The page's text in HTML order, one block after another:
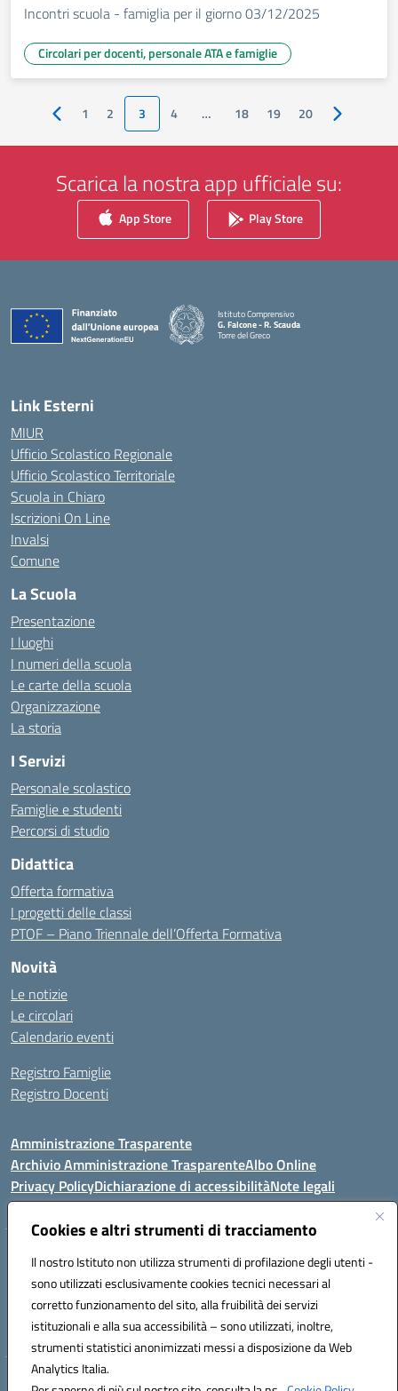
Cookies e altri strumenti di tracciamento
Il nostro Istituto non utilizza strumenti di profilazione degli utenti -
sono utilizzati esclusivamente cookies tecnici necessari al
corretto funzionamento del sito, alla fruibilità dei servizi
istituzionali e alla sua accessibilità – sono utilizzati, inoltre,
strumenti statistici anonimizzati messi a disposizione da Web
Analytics Italia.
Incontri scuola - famiglia per il giorno 03/12/2025
Circolari per docenti, personale ATA e famiglie
Pagina precedente
1 2 3 4 … 18 19 20 Pagina
Scarica la nostra app ufficiale su:
App Store Play Store
Istituto Comprensivo
G. Falcone - R. Scauda
Torre del Greco
Link Esterni
MIUR
Ufficio Scolastico Regionale
Ufficio Scolastico Territoriale
Scuola in Chiaro
Iscrizioni On Line
Invalsi
Comune
La Scuola
Presentazione
I luoghi
I numeri della scuola
Le carte della scuola
Organizzazione
La storia
I Servizi
Personale scolastico
Famiglie e studenti
Percorsi di studio
Didattica
Offerta formativa
I progetti delle classi
PTOF – Piano Triennale dell’Offerta Formativa
Novità
Le notizie
Le circolari
Calendario eventi
Registro Famiglie
Registro Docenti
Amministrazione Trasparente
Archivio Amministrazione TrasparenteAlbo Online
Privacy PolicyDichiarazione di accessibilitàNote legali
Istituto Comprensivo Statale
Via Cupa Campanariello, 5 - 80059, Torre del Greco (NA)
Tel. +39 0818834377 - Fax +39 0818834377 - Cod.Fisc. 95170530638
Email: naic8df00a@istruzione.it - PEC: naic8df00a@pec.istruzione.it
Hosting & Powered by 3D Solution S.r.l.